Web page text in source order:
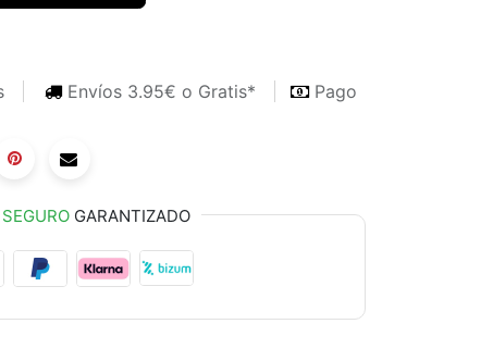
Envíos 3.95€ o Gratis*
Pago
SEGUROGARANTIZADO